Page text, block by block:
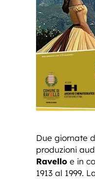
Due giornate
produzioni
Ravello e in
1913 al 1999.